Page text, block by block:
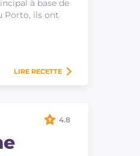
à base de
Porto, ils ont
LIRE RECETTE
4.8